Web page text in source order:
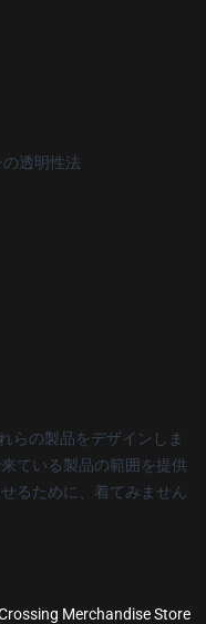
透明性法
らの製品をデザインしま
ている製品の範囲を提供
るために、着てみません
Merchandise Store